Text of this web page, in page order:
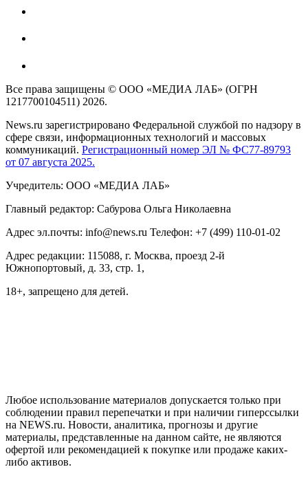
Все права защищены © ООО «МЕДИА ЛАБ» (ОГРН
1217700104511) 2026.
News.ru зарегистрировано Федеральной службой по надзору в
сфере связи, информационных технологий и массовых
коммуникаций. Регистрационный номер ЭЛ № ФС77-89793
от 07 августа 2025.
Учредитель: ООО «МЕДИА ЛАБ»
Главный редактор: Сабурова Ольга Николаевна
Адрес эл.почты: info@news.ru Телефон: +7 (499) 110-01-02
Адрес редакции: 115088, г. Москва, проезд 2-й
Южнопортовый, д. 33, стр. 1,
18+, запрещено для детей.
Любое использование материалов допускается только при
соблюдении правил перепечатки и при наличии гиперссылки
на NEWS.ru. Новости, аналитика, прогнозы и другие
материалы, представленные на данном сайте, не являются
офертой или рекомендацией к покупке или продаже каких-
либо активов.